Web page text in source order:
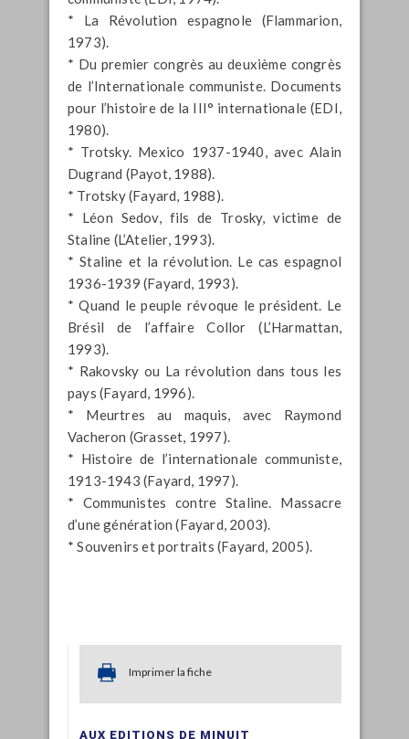
* La Révolution espagnole (Flammarion,
1973).
* Du premier congrès au deuxième congrès
de l’Internationale communiste. Documents
pour l’histoire de la III° internationale (EDI,
1980).
* Trotsky. Mexico 1937-1940, avec Alain
Dugrand (Payot, 1988).
* Trotsky (Fayard, 1988).
* Léon Sedov, fils de Trosky, victime de
Staline (L’Atelier, 1993).
* Staline et la révolution. Le cas espagnol
1936-1939 (Fayard, 1993).
* Quand le peuple révoque le président. Le
Brésil de l’affaire Collor (L’Harmattan,
1993).
* Rakovsky ou La révolution dans tous les
pays (Fayard, 1996).
* Meurtres au maquis, avec Raymond
Vacheron (Grasset, 1997).
* Histoire de l’internationale communiste,
1913-1943 (Fayard, 1997).
* Communistes contre Staline. Massacre
d’une génération (Fayard, 2003).
* Souvenirs et portraits (Fayard, 2005).
Imprimer la fiche
AUX EDITIONS DE MINUIT